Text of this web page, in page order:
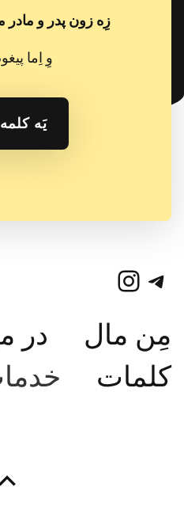
زِه زون پدر و مادر
وِ اِما
یَه
تلگراماینستاگرم
مِن مال
در
کلمات